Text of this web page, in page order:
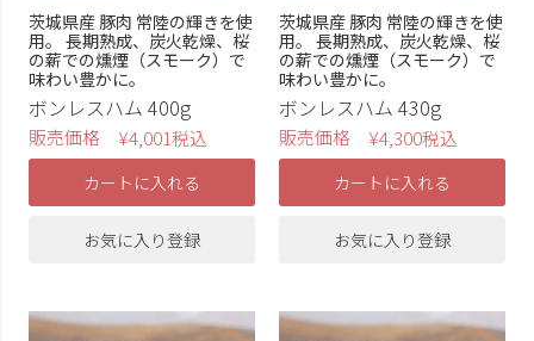
在庫
在庫なし商品を非表示
商品タグ
つくば豚
ローズポーク
ブロック
スライス
ギフト
ロースハム
無添加ベーコン
ベーコン
茨城県産 豚肉 常陸の輝きを使
用。 長期熟成、炭火乾燥、桜
の薪での燻煙（スモーク）で
味わい豊かに。
ボンレスハム 400g
販売価格 ¥4,001税込
カートに入れる
お気に入り登録
茨城県産 豚肉 常陸の輝きを使
用。 長期熟成、炭火乾燥、桜
の薪での燻煙（スモーク）で
味わい豊かに。
ボンレスハム 430g
販売価格 ¥4,300税込
カートに入れる
お気に入り登録